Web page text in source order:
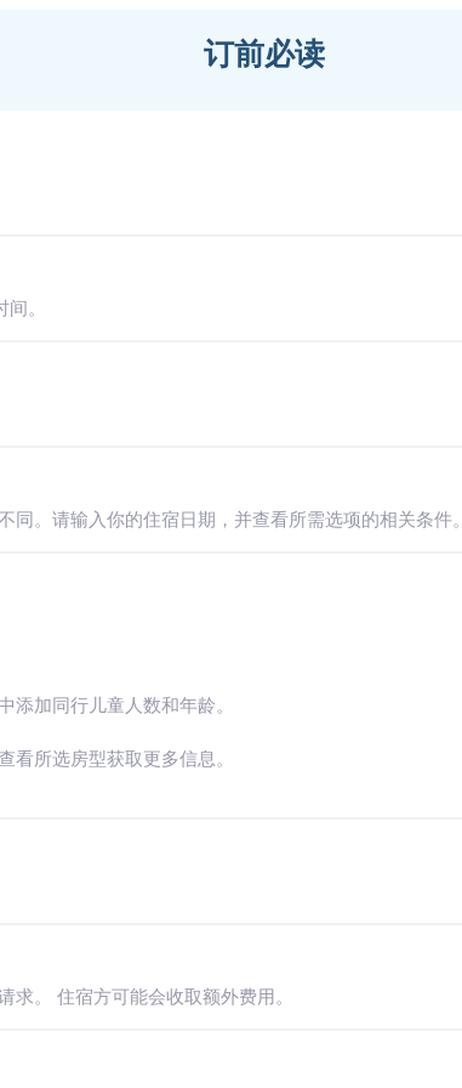
订前必读
。
。请输入你的住宿日期，并查看所需选项的相关条件。
添加同行儿童人数和年龄。
看所选房型获取更多信息。
。 住宿方可能会收取额外费用。